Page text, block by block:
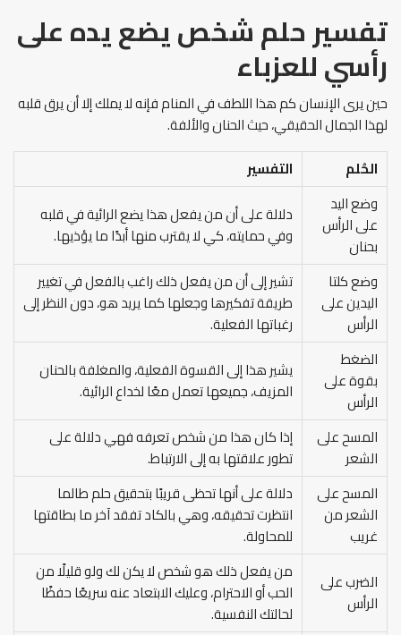
تفسير حلم شخص يضع يده على
رأسيللعزباء
حين يرى الإنسان كم هذا اللطف في المنام فإنه لا يملك إلا أن يرق قلبه
لهذا الجمال الحقيقي، حيث الحنان والألفة.
الحُلم
التفسير
وضع اليد
على الرأس
بحنان
دلالة على أن من يفعل هذا يضع الرائية في قلبه
وفي حمايته، كي لا يقترب منها أبدًا ما يؤذيها.
وضع كلتا
اليدين على
الرأس
تشير إلى أن من يفعل ذلك راغب بالفعل في تغيير
طريقة تفكيرها وجعلها كما يريد هو، دون النظر إلى
رغباتها الفعلية.
الضغط
بقوة على
الرأس
يشير هذا إلى القسوة الفعلية، والمغلفة بالحنان
المزيف، جميعها تعمل معًا لخداع الرائية.
المسح على
الشعر
إذا كان هذا من شخص تعرفه فهي دلالة على
تطور علاقتها به إلى الارتباط.
المسح على
الشعر من
غريب
دلالة على أنها تحظى قريبًا بتحقيق حلم طالما
انتظرت تحقيقه، وهي بالكاد تفقد آخر ما بطاقتها
للمحاولة.
الضرب على
الرأس
من يفعل ذلك هو شخص لا يكن لك ولو قليلًا من
الحب أو الاحترام، وعليك الابتعاد عنه سريعًا حفظًا
لحالتك النفسية.